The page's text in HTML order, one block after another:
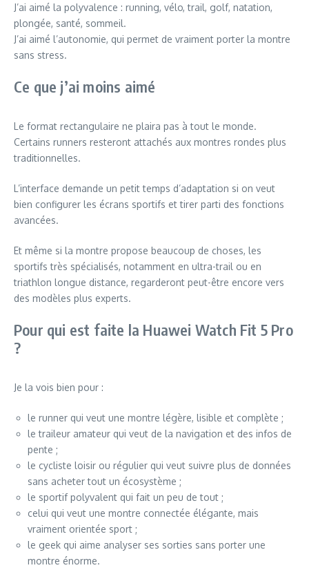
J’ai aimé la polyvalence : running, vélo, trail, golf, natation,
plongée, santé, sommeil.
J’ai aimé l’autonomie, qui permet de vraiment porter la montre
sans stress.
Ce que j’ai moins aimé
Le format rectangulaire ne plaira pas à tout le monde.
Certains runners resteront attachés aux montres rondes plus
traditionnelles.
L’interface demande un petit temps d’adaptation si on veut
bien configurer les écrans sportifs et tirer parti des fonctions
avancées.
Et même si la montre propose beaucoup de choses, les
sportifs très spécialisés, notamment en ultra-trail ou en
triathlon longue distance, regarderont peut-être encore vers
des modèles plus experts.
Pour qui est faite la Huawei Watch Fit 5 Pro
?
Je la vois bien pour :
le runner qui veut une montre légère, lisible et complète ;
le traileur amateur qui veut de la navigation et des infos de
pente ;
le cycliste loisir ou régulier qui veut suivre plus de données
sans acheter tout un écosystème ;
le sportif polyvalent qui fait un peu de tout ;
celui qui veut une montre connectée élégante, mais
vraiment orientée sport ;
le geek qui aime analyser ses sorties sans porter une
montre énorme.